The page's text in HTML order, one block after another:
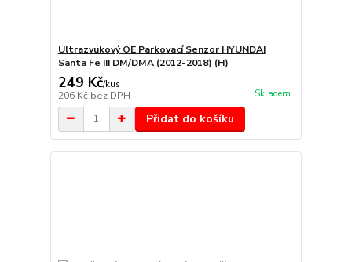
Ultrazvukový OE Parkovací Senzor HYUNDAI
Santa Fe III DM/DMA (2012-2018) (H)
249 Kč/kus
206 Kč bez DPH Skladem
Přidat do košíku